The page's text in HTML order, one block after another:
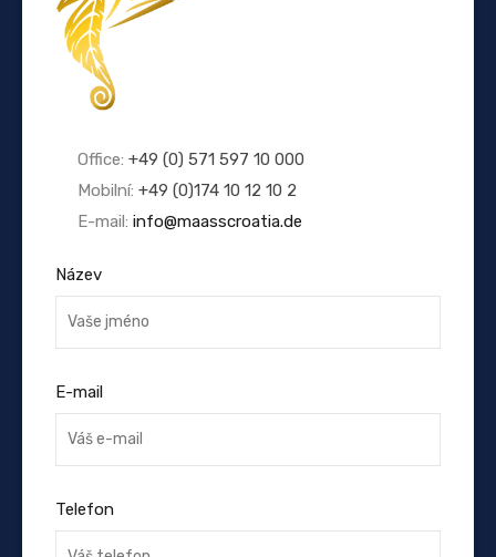
Office: +49 (0) 571 597 10 000
Mobilní: +49 (0)174 10 12 10 2
E-mail: info@maasscroatia.de
Název
E-mail
Telefon